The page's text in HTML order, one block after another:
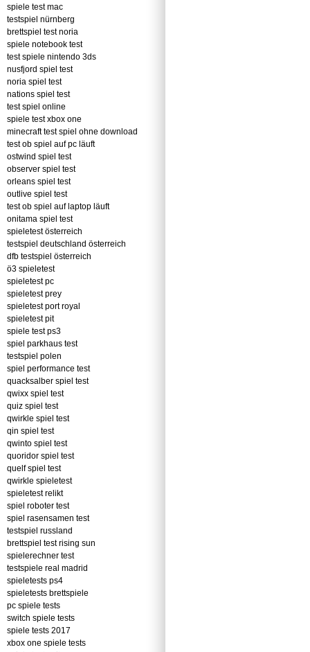
spiele test mac
testspiel nürnberg
brettspiel test noria
spiele notebook test
test spiele nintendo 3ds
nusfjord spiel test
noria spiel test
nations spiel test
test spiel online
spiele test xbox one
minecraft test spiel ohne download
test ob spiel auf pc läuft
ostwind spiel test
observer spiel test
orleans spiel test
outlive spiel test
test ob spiel auf laptop läuft
onitama spiel test
spieletest österreich
testspiel deutschland österreich
dfb testspiel österreich
ö3 spieletest
spieletest pc
spieletest prey
spieletest port royal
spieletest pit
spiele test ps3
spiel parkhaus test
testspiel polen
spiel performance test
quacksalber spiel test
qwixx spiel test
quiz spiel test
qwirkle spiel test
qin spiel test
qwinto spiel test
quoridor spiel test
quelf spiel test
qwirkle spieletest
spieletest relikt
spiel roboter test
spiel rasensamen test
testspiel russland
brettspiel test rising sun
spielerechner test
testspiele real madrid
spieletests ps4
spieletests brettspiele
pc spiele tests
switch spiele tests
spiele tests 2017
xbox one spiele tests